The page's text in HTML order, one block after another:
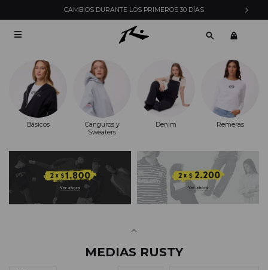
CAMBIOS DURANTE LOS PRIMEROS 30 DÍAS

Básicos
Canguros y
Sweaters
Denim Remeras
MEDIAS RUSTY